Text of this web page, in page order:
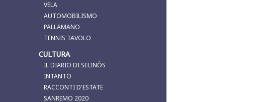
VELA
AUTOMOBILISMO
PALLAMANO
TENNIS TAVOLO
CULTURA
IL DIARIO DI SELINÒS
INTANTO
RACCONTI D'ESTATE
SANREMO 2020